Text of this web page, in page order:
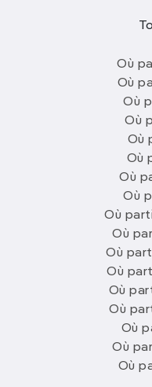
Sukhothai ne devrait
fréquemment entre
historique (30 B, 30
Th Jarodvithithong.
ou la gare routière,
Le vélo constitue le
e :
pour 30 B pour 5
18h).On peut louer
24 heures dans de
Sukhothai, et chez
(215/2 Th
Où se loger à
La plupart des
adresses petits
avantageuses du
Où
Où
Où
Où
Où
Où
Où
Où
Où
Où
Où
Où
Où
Où
Où
Où
Où